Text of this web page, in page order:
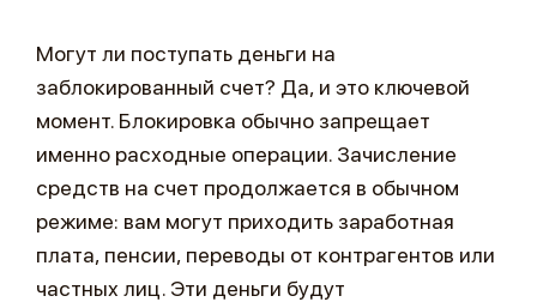
Могут ли поступать деньги на
заблокированный счет? Да, и это ключевой
момент. Блокировка обычно запрещает
именно расходные операции. Зачисление
средств на счет продолжается в обычном
режиме: вам могут приходить заработная
плата, пенсии, переводы от контрагентов или
частных лиц. Эти деньги будут